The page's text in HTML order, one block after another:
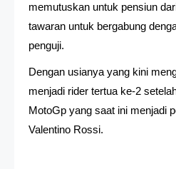
memutuskan untuk pensiun
tawaran untuk bergabung
penguji.
Dengan usianya yang kini
menjadi rider tertua ke-2
MotoGp yang saat ini menjadi
Valentino Rossi.